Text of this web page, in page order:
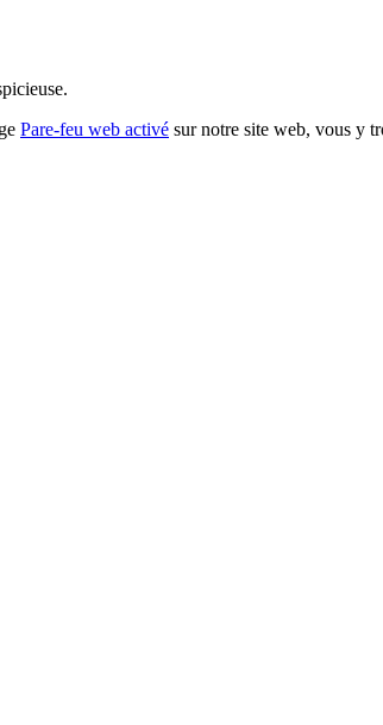
Pare-feu web activé sur notre site web, vous y